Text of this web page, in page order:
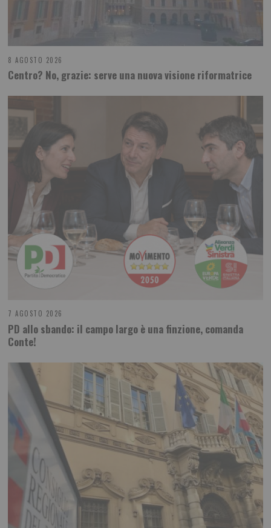
8 AGOSTO 2026
Centro? No, grazie: serve una nuova visione riformatrice
7 AGOSTO 2026
PD allo sbando: il campo largo è una finzione, comanda
Conte!